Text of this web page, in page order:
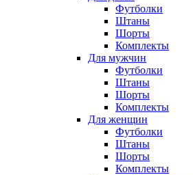
Футболки
Штаны
Шорты
Комплекты
Для мужчин
Футболки
Штаны
Шорты
Комплекты
Для женщин
Футболки
Штаны
Шорты
Комплекты